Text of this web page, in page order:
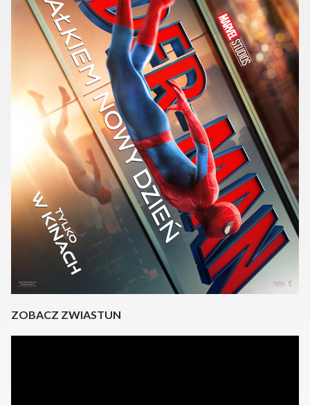
ZOBACZ ZWIASTUN